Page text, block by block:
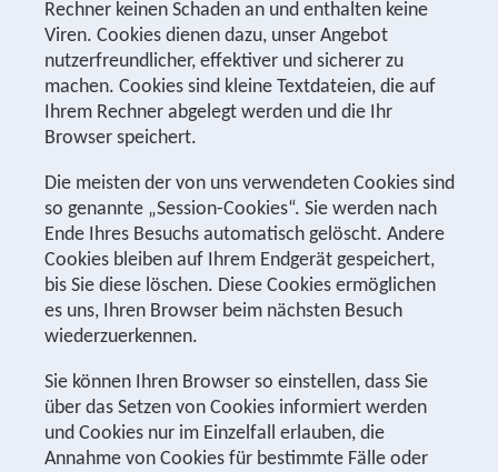
Rechner keinen Schaden an und enthalten keine
Viren. Cookies dienen dazu, unser Angebot
nutzerfreundlicher, effektiver und sicherer zu
machen. Cookies sind kleine Textdateien, die auf
Ihrem Rechner abgelegt werden und die Ihr
Browser speichert.
Die meisten der von uns verwendeten Cookies sind
so genannte „Session-Cookies“. Sie werden nach
Ende Ihres Besuchs automatisch gelöscht. Andere
Cookies bleiben auf Ihrem Endgerät gespeichert,
bis Sie diese löschen. Diese Cookies ermöglichen
es uns, Ihren Browser beim nächsten Besuch
wiederzuerkennen.
Sie können Ihren Browser so einstellen, dass Sie
über das Setzen von Cookies informiert werden
und Cookies nur im Einzelfall erlauben, die
Annahme von Cookies für bestimmte Fälle oder